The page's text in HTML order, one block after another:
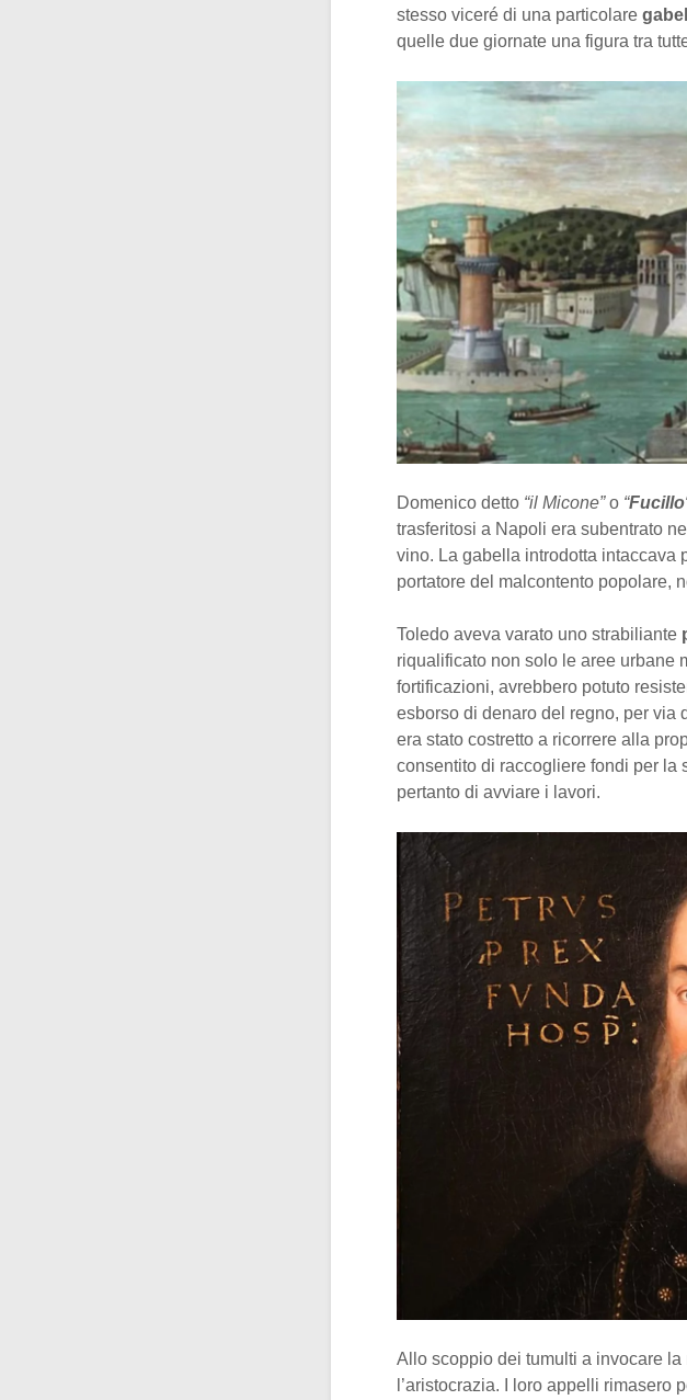
stesso viceré di una particolare
quelle due giornate una figura tra
Domenico detto “il Micone”o “Fucillo
trasferitosi a Napoli era subentrato
vino. La gabella introdotta intaccava
portatore del malcontento popolare,
Toledo aveva varato uno strabiliante
riqualificato non solo le aree urbane
fortificazioni, avrebbero potuto
esborso di denaro del regno, per via
era stato costretto a ricorrere alla
consentito di raccogliere fondi per
pertanto di avviare i lavori.
Allo scoppio dei tumulti a invocare
l’aristocrazia. I loro appelli rimasero